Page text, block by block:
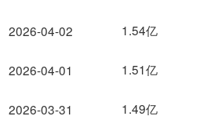
2026-04-02
2026-04-01
2026-03-31
1.54亿
1.51亿
1.49亿